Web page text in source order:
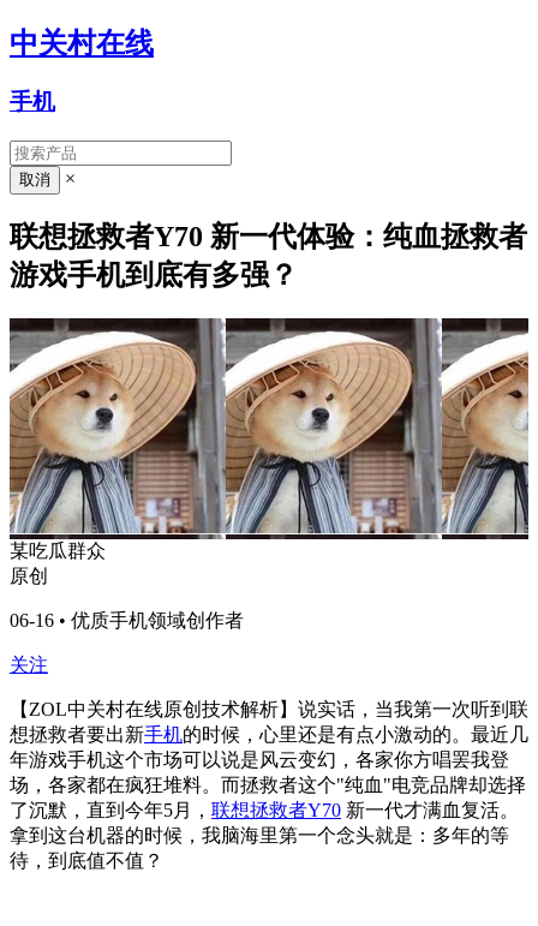
中关村在线
手机
×
联想拯救者Y70 新一代体验：纯血拯救者
游戏手机到底有多强？
某吃瓜群众
原创
06-16 • 优质手机领域创作者
关注
【ZOL中关村在线原创技术解析】说实话，当我第一次听到联
想拯救者要出新手机的时候，心里还是有点小激动的。最近几
年游戏手机这个市场可以说是风云变幻，各家你方唱罢我登
场，各家都在疯狂堆料。而拯救者这个"纯血"电竞品牌却选择
了沉默，直到今年5月， 联想拯救者Y70 新一代才满血复活。
拿到这台机器的时候，我脑海里第一个念头就是：多年的等
待，到底值不值？